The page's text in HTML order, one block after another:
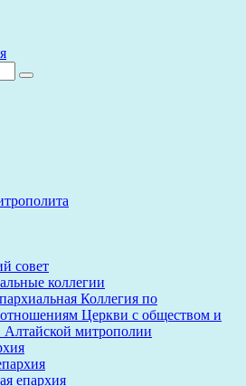
совет
коллегии
Коллегия по
Церкви с обществом и
митрополии
епархия